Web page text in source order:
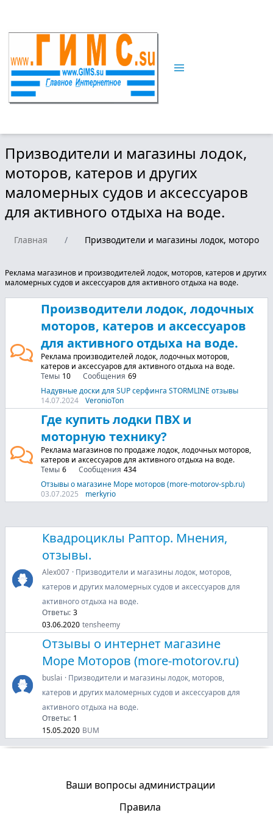
Призводители и магазины лодок,
моторов, катеров и других
маломерных судов и аксессуаров
для активного отдыха на воде.
Главная / Призводители и магазины лодок, моторов,
Реклама магазинов и производителей лодок, моторов, катеров и других
маломерных судов и аксессуаров для активного отдыха на воде.
Производители лодок, лодочных
моторов, катеров и аксессуаров
для активного отдыха на воде.
Реклама производителей лодок, лодочных моторов,
катеров и аксессуаров для активного отдыха на воде.
Темы 10 Сообщения 69
Надувные доски для SUP серфинга STORMLINE отзывы
14.07.2024
VeronioTon
Где купить лодки ПВХ и
моторную технику?
Реклама магазинов по продаже лодок, лодочных моторов,
катеров и аксессуаров для активного отдыха на воде.
Темы 6 Сообщения 434
Отзывы о магазине Море моторов (more-motorov-spb.ru)
03.07.2025
merkyrio
Квадроциклы Раптор. Мнения,
отзывы.
Alex007
Призводители и магазины лодок, моторов,
катеров и других маломерных судов и аксессуаров для
активного отдыха на воде.
Ответы: 3
03.06.2020 tensheemy
Отзывы о интернет магазине
Море Моторов (more-motorov.ru)
buslai
Призводители и магазины лодок, моторов,
катеров и других маломерных судов и аксессуаров для
активного отдыха на воде.
Ответы: 1
15.05.2020 BUM
Ваши вопросы администрации
Правила